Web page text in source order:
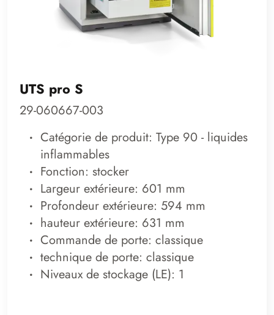
UTS pro S
29-060667-003
Catégorie de produit: Type 90 - liquides
inflammables
Fonction: stocker
Largeur extérieure: 601 mm
Profondeur extérieure: 594 mm
hauteur extérieure: 631 mm
Commande de porte: classique
technique de porte: classique
Niveaux de stockage (LE): 1